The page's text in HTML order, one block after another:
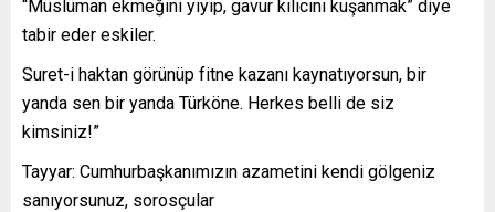
“Müslüman ekmeğini yiyip, gavur kılıcını kuşanmak” diye
tabir eder eskiler.
Suret-i haktan görünüp fitne kazanı kaynatıyorsun, bir
yanda sen bir yanda Türköne. Herkes belli de siz
kimsiniz!”
Tayyar: Cumhurbaşkanımızın azametini kendi gölgeniz
sanıyorsunuz, sorosçular